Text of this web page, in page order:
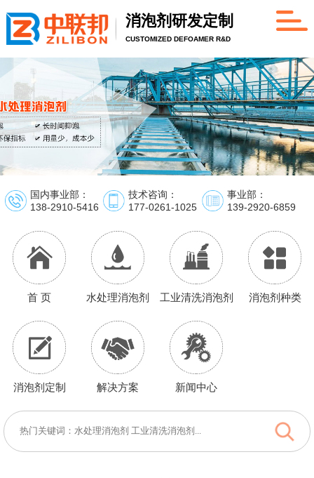
消泡剂研发定制
CUSTOMIZED DEFOAMER R&D
国内事业部：
138-2910-5416
技术咨询：
177-0261-1025
事业部：
139-2920-6859
首 页 水处理消泡剂 工业清洗消泡剂 消泡剂种类
消泡剂定制 解决方案 新闻中心